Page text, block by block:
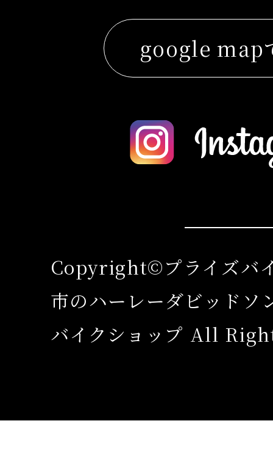
google map
Copyright©プライズバ
市のハーレーダビッドソ
バイクショップ All